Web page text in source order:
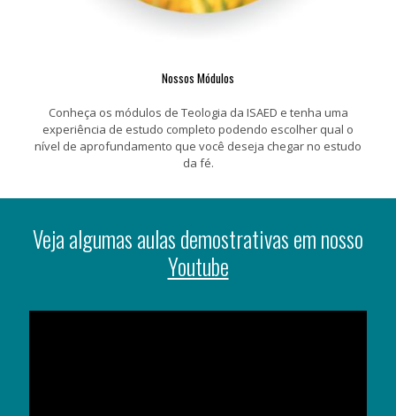
Nossos Módulos
Conheça os módulos de Teologia da ISAED e tenha uma
experiência de estudo completo podendo escolher qual o
nível de aprofundamento que você deseja chegar no estudo
da fé.
Veja algumas aulas demostrativas em nosso
Youtube